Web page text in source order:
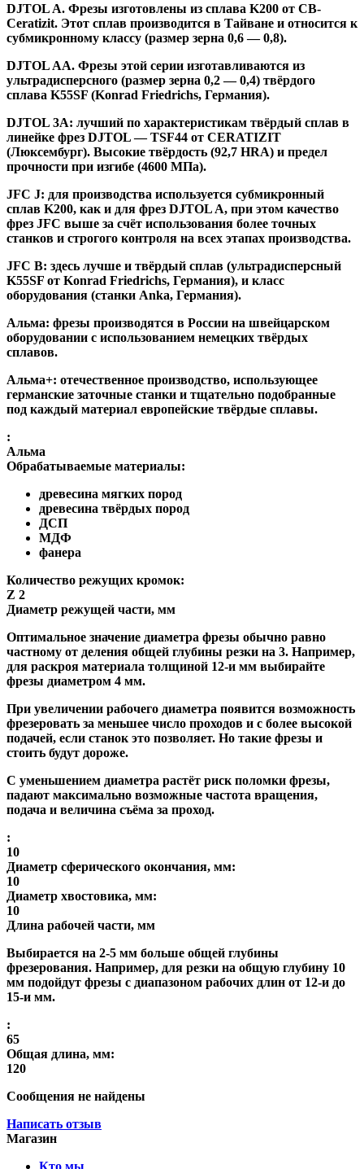
DJTOL A. Фрезы изготовлены из сплава K200 от CB-
Ceratizit. Этот сплав производится в Тайване и относится к
субмикронному классу (размер зерна 0,6 — 0,8).
DJTOL AA. Фрезы этой серии изготавливаются из
ультрадисперсного (размер зерна 0,2 — 0,4) твёрдого
сплава K55SF (Konrad Friedrichs, Германия).
DJTOL 3A: лучший по характеристикам твёрдый сплав в
линейке фрез DJTOL — TSF44 от CERATIZIT
(Люксембург). Высокие твёрдость (92,7 HRA) и предел
прочности при изгибе (4600 МПа).
JFC J: для производства используется субмикронный
сплав K200, как и для фрез DJTOL A, при этом качество
фрез JFC выше за счёт использования более точных
станков и строгого контроля на всех этапах производства.
JFC B: здесь лучше и твёрдый сплав (ультрадисперсный
K55SF от Konrad Friedrichs, Германия), и класс
оборудования (станки Anka, Германия).
Альма: фрезы производятся в России на швейцарском
оборудовании с использованием немецких твёрдых
сплавов.
Альма+: отечественное производство, использующее
германские заточные станки и тщательно подобранные
под каждый материал европейские твёрдые сплавы.
:
Альма
Обрабатываемые материалы:
древесина мягких пород
древесина твёрдых пород
ДСП
МДФ
фанера
Количество режущих кромок:
Z 2
Диаметр режущей части, мм
Оптимальное значение диаметра фрезы обычно равно
частному от деления общей глубины резки на 3. Например,
для раскроя материала толщиной 12-и мм выбирайте
фрезы диаметром 4 мм.
При увеличении рабочего диаметра появится возможность
фрезеровать за меньшее число проходов и с более высокой
подачей, если станок это позволяет. Но такие фрезы и
стоить будут дороже.
С уменьшением диаметра растёт риск поломки фрезы,
падают максимально возможные частота вращения,
подача и величина съёма за проход.
:
10
Диаметр сферического окончания, мм:
10
Диаметр хвостовика, мм:
10
Длина рабочей части, мм
Выбирается на 2-5 мм больше общей глубины
фрезерования. Например, для резки на общую глубину 10
мм подойдут фрезы с диапазоном рабочих длин от 12-и до
15-и мм.
:
65
Общая длина, мм:
120
Сообщения не найдены
Написать отзыв
Магазин
Кто мы